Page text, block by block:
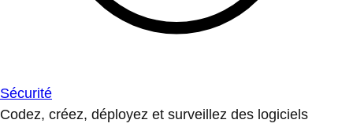
Sécurité
Codez, créez, déployez et surveillez des logiciels